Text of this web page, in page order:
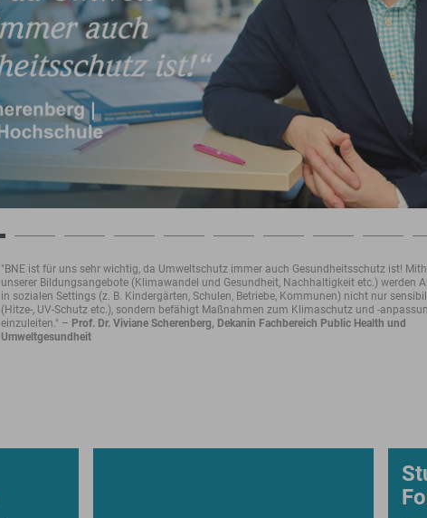
"BNE ist für uns sehr wichtig, da Umweltschutz immer auch Gesundheitsschutz ist!
unserer Bildungsangebote (Klimawandel und Gesundheit, Nachhaltigkeit etc.) werden
in sozialen Settings (z. B. Kindergärten, Schulen, Betriebe, Kommunen) nicht nur
(Hitze-, UV-Schutz etc.), sondern befähigt Maßnahmen zum Klimaschutz und -
einzuleiten." – Prof. Dr. Viviane Scherenberg, Dekanin Fachbereich Public Health und
Umweltgesundheit